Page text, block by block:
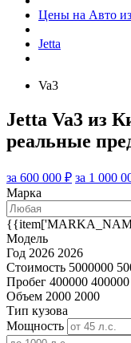
Цены на Авто
Jetta
Va3
Jetta Va3 из
реальные
за 600 000 ₽ за 1 000
Марка
Модель
Год 2026 2026
Стоимость 5000000
Пробег 400000 400000
Объем 2000 2000
Тип кузова
Мощность